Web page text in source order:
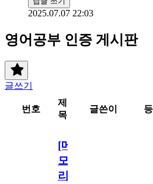
2025.07.07 22:03
영어공부 인증 게시판
글쓰기
번호
제
목
글쓴이
[메
모
리